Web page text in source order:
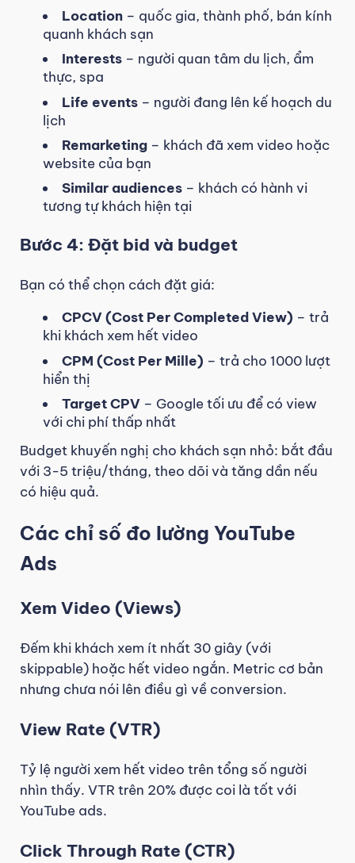
Location– quốc gia, thành phố, bán kính
quanh khách sạn
Interests– người quan tâm du lịch, ẩm
thực, spa
Life events– người đang lên kế hoạch du
lịch
Remarketing– khách đã xem video hoặc
website của bạn
Similar audiences– khách có hành vi
tương tự khách hiện tại
Bước 4: Đặt bid và budget
Bạn có thể chọn cách đặt giá:
CPCV (Cost Per Completed View) – trả
khi khách xem hết video
CPM (Cost Per Mille) – trả cho 1000 lượt
hiển thị
Target CPV– Google tối ưu để có view
với chi phí thấp nhất
Budget khuyến nghị cho khách sạn nhỏ: bắt đầu
với 3-5 triệu/tháng, theo dõi và tăng dần nếu
có hiệu quả.
Các chỉ số đo lường YouTube
Ads
Xem Video (Views)
Đếm khi khách xem ít nhất 30 giây (với
skippable) hoặc hết video ngắn. Metric cơ bản
nhưng chưa nói lên điều gì về conversion.
View Rate (VTR)
Tỷ lệ người xem hết video trên tổng số người
nhìn thấy. VTR trên 20% được coi là tốt với
YouTube ads.
Click Through Rate (CTR)